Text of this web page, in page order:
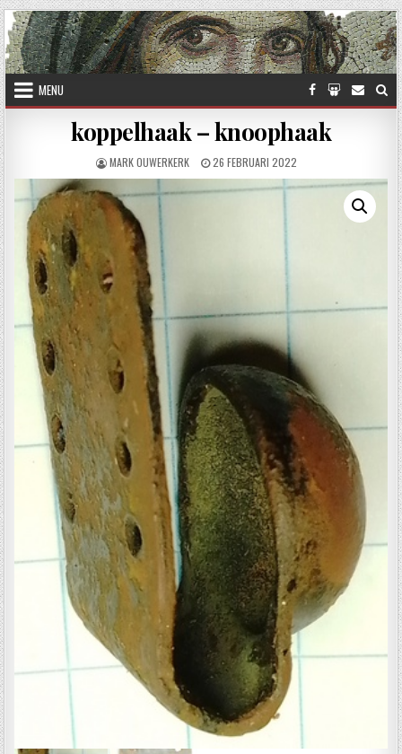
Skip to content
MENU
koppelhaak – knoophaak
AUTHOR:
MARK OUWERKERK PUBLISHED DATE:
26 FEBRUARI 2022